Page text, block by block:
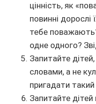
цінність, як
повинні дорослі
тебе
одне одного?
Запитайте
словами, а не
пригадати
Запитайте дітей